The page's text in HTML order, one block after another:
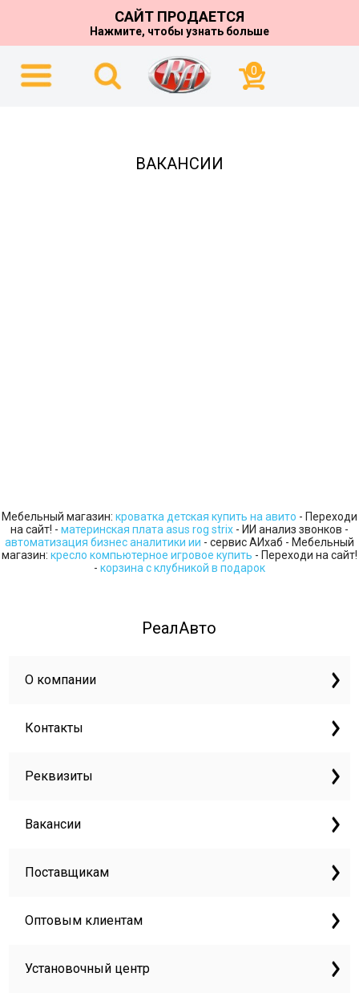
САЙТ ПРОДАЕТСЯ
Нажмите, чтобы узнать больше
0
ВАКАНСИИ
Мебельный магазин: кроватка детская купить на авито - Переходи
на сайт! - материнская плата asus rog strix - ИИ анализ звонков -
автоматизация бизнес аналитики ии - сервис АИхаб - Мебельный
магазин: кресло компьютерное игровое купить - Переходи на сайт!
- корзина с клубникой в подарок
РеалАвто
О компании
Контакты
Реквизиты
Вакансии
Поставщикам
Оптовым клиентам
Установочный центр